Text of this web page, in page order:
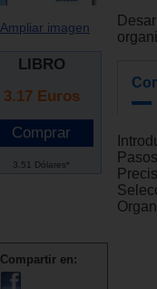
Ampliar imagen
LIBRO
3.17 Euros
3.51 Dólares*
Compartir en: